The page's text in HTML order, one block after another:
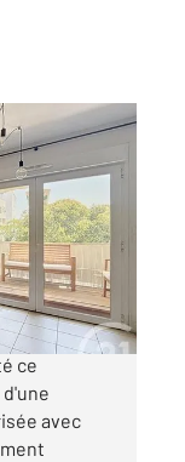
Cabinet
ce
avec